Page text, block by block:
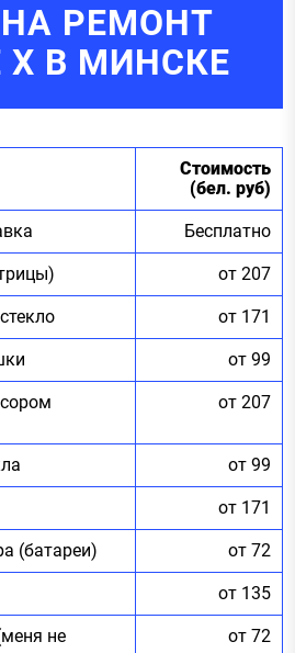
РЕМОНТ
X В МИНСКЕ
Стоимость
(бел. руб)
Бесплатно
от 207
от 171
от 99
от 207
от 99
от 171
(батареи) от 72
от 135
не
от 72